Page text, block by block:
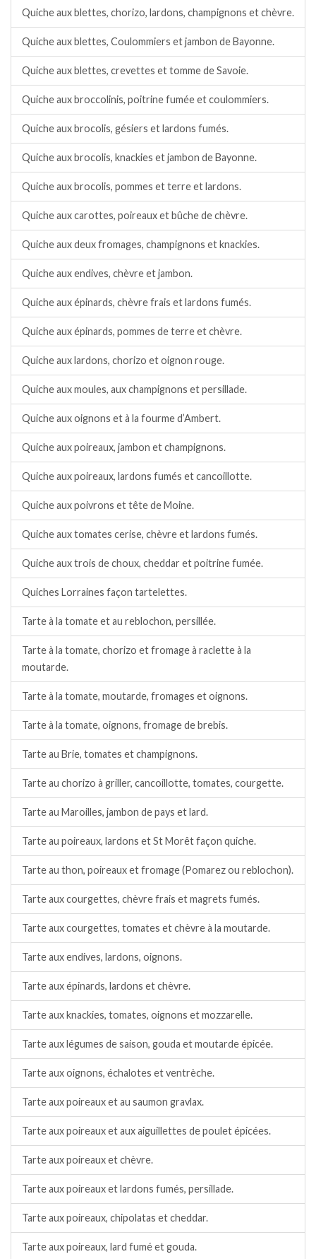
Quiche aux blettes, chorizo, lardons, champignons et chèvre.
Quiche aux blettes, Coulommiers et jambon de Bayonne.
Quiche aux blettes, crevettes et tomme de Savoie.
Quiche aux broccolinis, poitrine fumée et coulommiers.
Quiche aux brocolis, gésiers et lardons fumés.
Quiche aux brocolis, knackies et jambon de Bayonne.
Quiche aux brocolis, pommes et terre et lardons.
Quiche aux carottes, poireaux et bûche de chèvre.
Quiche aux deux fromages, champignons et knackies.
Quiche aux endives, chèvre et jambon.
Quiche aux épinards, chèvre frais et lardons fumés.
Quiche aux épinards, pommes de terre et chèvre.
Quiche aux lardons, chorizo et oignon rouge.
Quiche aux moules, aux champignons et persillade.
Quiche aux oignons et à la fourme d’Ambert.
Quiche aux poireaux, jambon et champignons.
Quiche aux poireaux, lardons fumés et cancoillotte.
Quiche aux poivrons et tête de Moine.
Quiche aux tomates cerise, chèvre et lardons fumés.
Quiche aux trois de choux, cheddar et poitrine fumée.
Quiches Lorraines façon tartelettes.
Tarte à la tomate et au reblochon, persillée.
Tarte à la tomate, chorizo et fromage à raclette à la
moutarde.
Tarte à la tomate, moutarde, fromages et oignons.
Tarte à la tomate, oignons, fromage de brebis.
Tarte au Brie, tomates et champignons.
Tarte au chorizo à griller, cancoillotte, tomates, courgette.
Tarte au Maroilles, jambon de pays et lard.
Tarte au poireaux, lardons et St Morêt façon quiche.
Tarte au thon, poireaux et fromage (Pomarez ou reblochon).
Tarte aux courgettes, chèvre frais et magrets fumés.
Tarte aux courgettes, tomates et chèvre à la moutarde.
Tarte aux endives, lardons, oignons.
Tarte aux épinards, lardons et chèvre.
Tarte aux knackies, tomates, oignons et mozzarelle.
Tarte aux légumes de saison, gouda et moutarde épicée.
Tarte aux oignons, échalotes et ventrèche.
Tarte aux poireaux et au saumon gravlax.
Tarte aux poireaux et aux aiguillettes de poulet épicées.
Tarte aux poireaux et chèvre.
Tarte aux poireaux et lardons fumés, persillade.
Tarte aux poireaux, chipolatas et cheddar.
Tarte aux poireaux, lard fumé et gouda.